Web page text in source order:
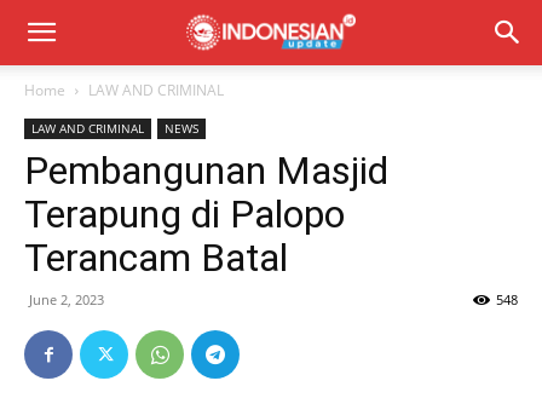
Home LAW AND CRIMINAL
LAW AND CRIMINAL NEWS
Pembangunan Masjid
Terapung di Palopo
Terancam Batal
June 2, 2023 548